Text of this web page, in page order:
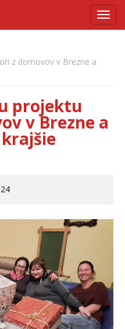
z domovov v Brezne a
projektu
v Brezne a